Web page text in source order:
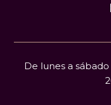
De lunes a sábado